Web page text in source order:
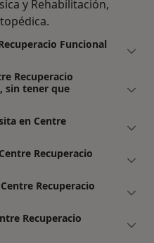
y Rehabilitación,
Funcional
Recuperacio
sin tener que
en Centre
Recuperacio
Recuperacio
Recuperacio